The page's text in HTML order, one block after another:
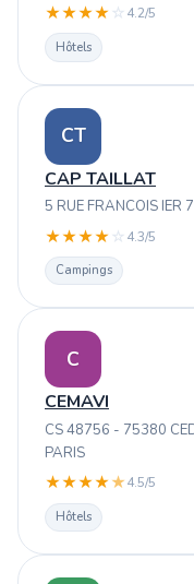
★★★★ ☆ 4.2/5
Hôtels
CT
CAP TAILLAT
5 RUE FRANCOIS IER
★★★★ ☆ 4.3/5
Campings
C
CEMAVI
CS 48756 - 75380
PARIS
★★★★★4.5/5
Hôtels